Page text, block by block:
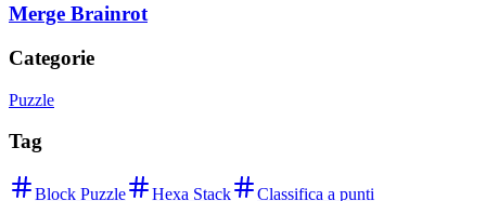
Merge Brainrot
Categorie
Puzzle
Tag
Block Puzzle Hexa Stack Classifica a punti